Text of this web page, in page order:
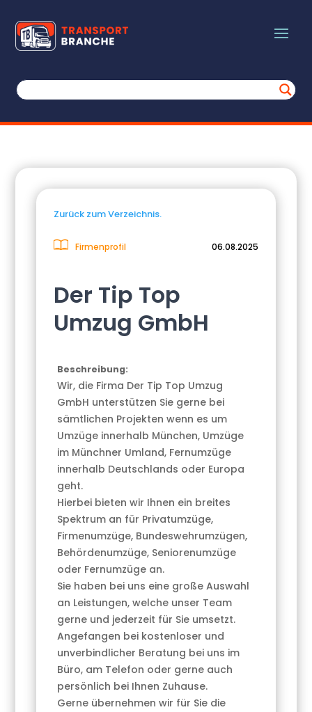
Zurück zum Verzeichnis.
Firmenprofil 06.08.2025
Der Tip Top
Umzug GmbH
Beschreibung:
Wir, die Firma Der Tip Top Umzug
GmbH unterstützen Sie gerne bei
sämtlichen Projekten wenn es um
Umzüge innerhalb München, Umzüge
im Münchner Umland, Fernumzüge
innerhalb Deutschlands oder Europa
geht.
Hierbei bieten wir Ihnen ein breites
Spektrum an für Privatumzüge,
Firmenumzüge, Bundeswehrumzügen,
Behördenumzüge, Seniorenumzüge
oder Fernumzüge an.
Sie haben bei uns eine große Auswahl
an Leistungen, welche unser Team
gerne und jederzeit für Sie umsetzt.
Angefangen bei kostenloser und
unverbindlicher Beratung bei uns im
Büro, am Telefon oder gerne auch
persönlich bei Ihnen Zuhause.
Gerne übernehmen wir für Sie die